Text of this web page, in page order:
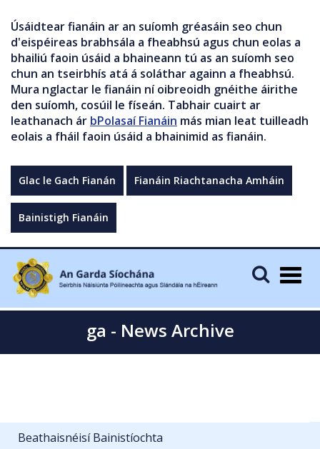
Úsáidtear fianáin ar an suíomh gréasáin seo chun
d'eispéireas brabhsála a fheabhsú agus chun eolas a
bhailiú faoin úsáid a bhaineann tú as an suíomh seo
chun an tseirbhís atá á soláthar againn a fheabhsú.
Mura nglactar le fianáin ní oibreoidh gnéithe áirithe
den suíomh, cosúil le físeán. Tabhair cuairt ar
leathanach ár bPolasaí Fianáin más mian leat tuilleadh
eolais a fháil faoin úsáid a bhainimid as fianáin.
Glac le Gach Fianán Fianáin Riachtanacha Amháin
Bainistigh Fianáin
ga - News Archive
Beathaisnéisí Bainistíochta